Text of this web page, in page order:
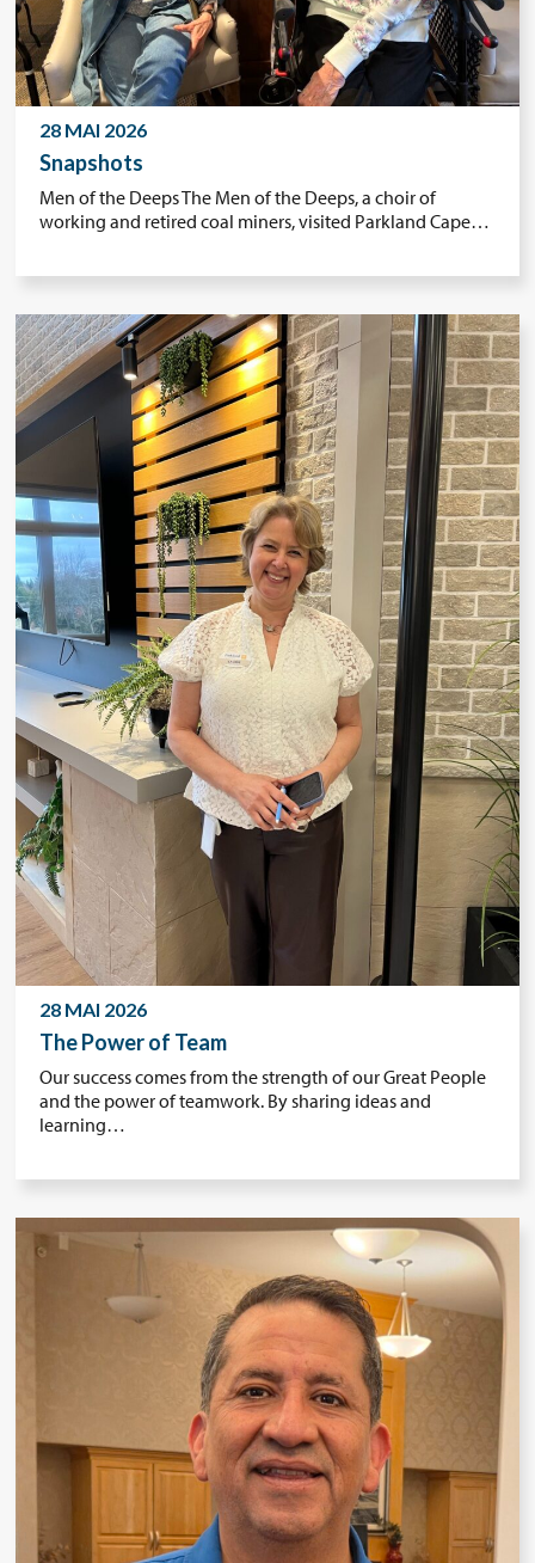
28 MAI 2026
Snapshots
Men of the Deeps The Men of the Deeps, a choir of
working and retired coal miners, visited Parkland Cape…
28 MAI 2026
The Power of Team
Our success comes from the strength of our Great People
and the power of teamwork. By sharing ideas and
learning…